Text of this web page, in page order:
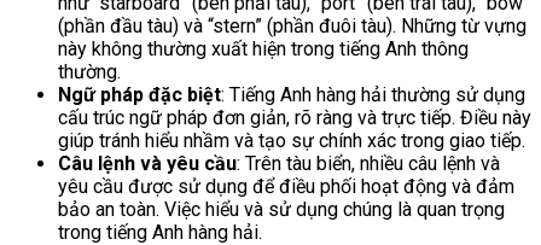
(phần đầu tàu) và “stern” (phần đuôi tàu). Những từ vựng
này không thường xuất hiện trong tiếng Anh thông
thường.
Ngữ pháp đặc biệt: Tiếng Anh hàng hải thường sử dụng
cấu trúc ngữ pháp đơn giản, rõ ràng và trực tiếp. Điều này
giúp tránh hiểu nhầm và tạo sự chính xác trong giao tiếp.
Câu lệnh và yêu cầu: Trên tàu biển, nhiều câu lệnh và
yêu cầu được sử dụng để điều phối hoạt động và đảm
bảo an toàn. Việc hiểu và sử dụng chúng là quan trọng
trong tiếng Anh hàng hải.